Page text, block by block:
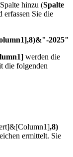
hinzu (Spalte
erfassen Sie die
2025"
werden die
die folgenden
,8)
ermittelt. Sie